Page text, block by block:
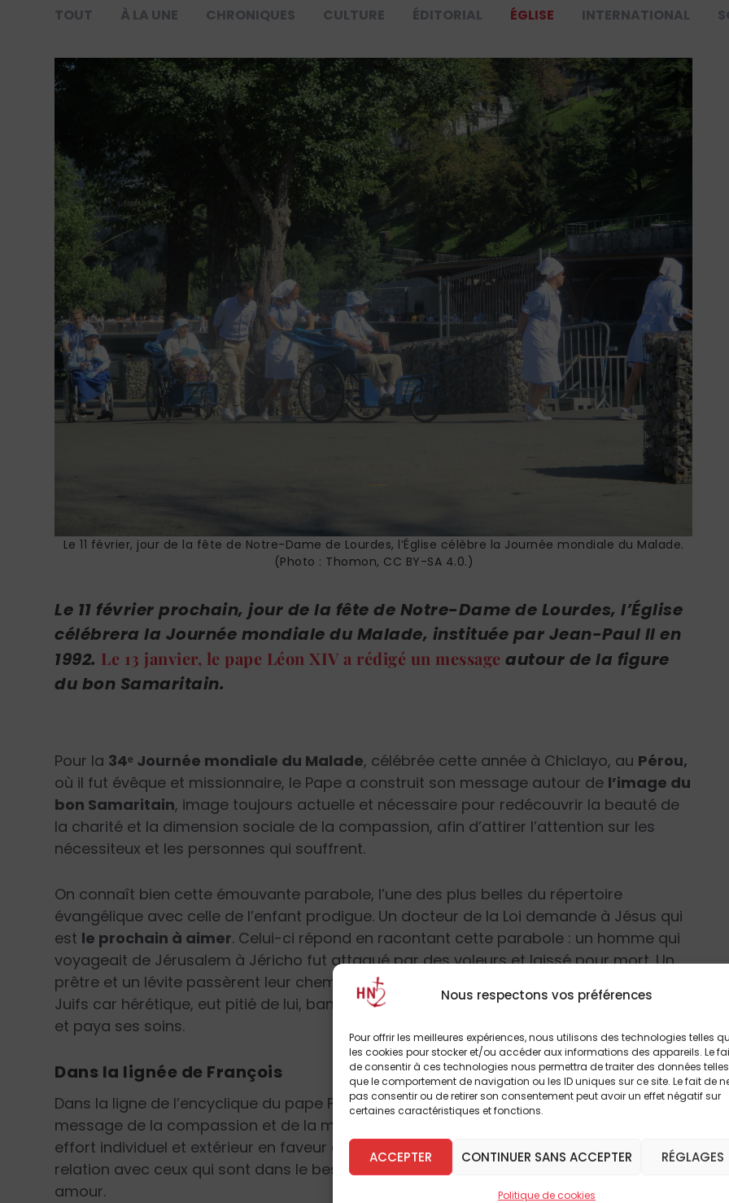
Nous respectons vos préférences
Pour offrir les meilleures expériences, nous utilisons des technologies telles
les cookies pour stocker et/ou accéder aux informations des appareils. Le
de consentir à ces technologies nous permettra de traiter des données telles
que le comportement de navigation ou les ID uniques sur ce site. Le fait de
pas consentir ou de retirer son consentement peut avoir un effet négatif sur
certaines caractéristiques et fonctions.
ACCEPTER CONTINUER SANS ACCEPTER RÉGLAGES
Politique de cookies
TOUT À LA UNE CHRONIQUES CULTURE ÉDITORIAL ÉGLISE INTERNATIONAL
Le 11 février, jour de la fête de Notre-Dame de Lourdes, l’Église célèbre la Journée mondiale du Malade.
(Photo : Thomon, CC BY-SA 4.0.)
Le 11 février prochain, jour de la fête de Notre-Dame de Lourdes, l’Église
célébrera la Journée mondiale du Malade, instituée par Jean-Paul II en
1992. Le 13 janvier, le pape Léon XIV a rédigé un message autour de la figure
du bon Samaritain.
Pour la 34ᵉ Journée mondiale du Malade, célébrée cette année à Chiclayo, au Pérou,
où il fut évêque et missionnaire, le Pape a construit son message autour de l’image du
bon Samaritain, image toujours actuelle et nécessaire pour redécouvrir la beauté de
la charité et la dimension sociale de la compassion, afin d’attirer l’attention sur les
nécessiteux et les personnes qui souffrent.
On connaît bien cette émouvante parabole, l’une des plus belles du répertoire
évangélique avec celle de l’enfant prodigue. Un docteur de la Loi demande à Jésus qui
est le prochain à aimer. Celui-ci répond en racontant cette parabole : un homme qui
voyageait de Jérusalem à Jéricho fut attaqué par des voleurs et laissé pour mort. Un
prêtre et un lévite passèrent leur chemin, mais un Samaritain, c’est-à-dire l’ennemi des
Juifs car hérétique, eut pitié de lui, banda ses blessures, l’emmena dans une auberge
et paya ses soins.
Dans la lignée de François
Dans la ligne de l’encyclique du pape FrançoisFratelli tutti, le Pape traite donc dans ce
message de la compassion et de la miséricorde qui ne se réduisent pas à un simple
effort individuel et extérieur en faveur des nécessiteux mais requièrent une véritable
relation avec ceux qui sont dans le besoin et, à la base, avec Dieu qui nous donne son
amour.